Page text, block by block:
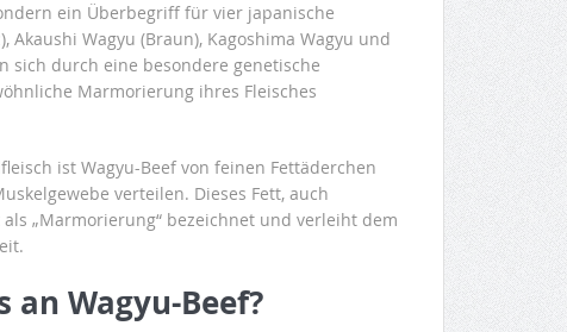
ein Überbegriff für vier japanische
Akaushi Wagyu (Braun), Kagoshima Wagyu und
sich durch eine besondere genetische
Marmorierung ihres Fleisches
ist Wagyu-Beef von feinen Fettäderchen
verteilen. Dieses Fett, auch
„Marmorierung“ bezeichnet und verleiht dem
an Wagyu-Beef?